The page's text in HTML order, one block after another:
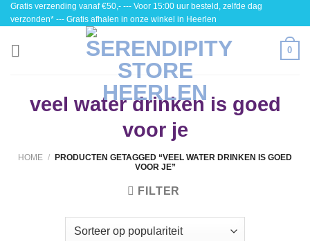
Skip
to
content
Gratis verzending vanaf €50,- --- Voor 15:00 uur besteld, zelfde dag
verzonden* --- Gratis afhalen in onze winkel in Heerlen
0
veel water drinken is goed
voor je
HOME /
PRODUCTEN GETAGGED “VEEL WATER DRINKEN IS GOED
VOOR JE”
FILTER